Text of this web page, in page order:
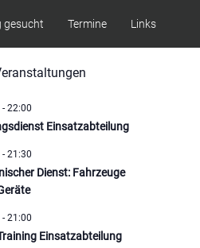
gesucht Termine Links
-22:00
Einsatzabteilung
-21:30
Dienst: Fahrzeuge
-21:00
Einsatzabteilung